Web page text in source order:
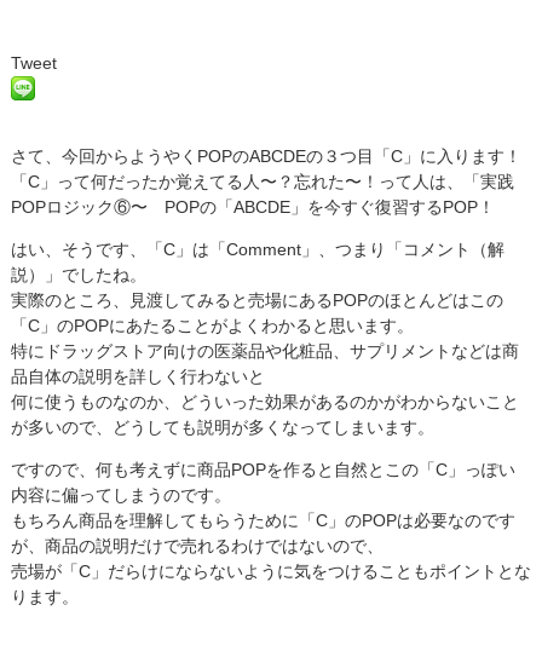
Tweet
さて、今回からようやくPOPのABCDEの３つ目「C」に入ります！
「C」って何だったか覚えてる人〜？忘れた〜！って人は、「実践
POPロジック⑥〜 POPの「ABCDE」を今すぐ復習するPOP！
はい、そうです、「C」は「Comment」、つまり「コメント（解
説）」でしたね。
実際のところ、見渡してみると売場にあるPOPのほとんどはこの
「C」のPOPにあたることがよくわかると思います。
特にドラッグストア向けの医薬品や化粧品、サプリメントなどは商
品自体の説明を詳しく行わないと
何に使うものなのか、どういった効果があるのかがわからないこと
が多いので、どうしても説明が多くなってしまいます。
ですので、何も考えずに商品POPを作ると自然とこの「C」っぽい
内容に偏ってしまうのです。
もちろん商品を理解してもらうために「C」のPOPは必要なのです
が、商品の説明だけで売れるわけではないので、
売場が「C」だらけにならないように気をつけることもポイントとな
ります。